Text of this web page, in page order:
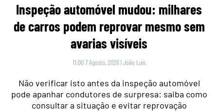
Inspeção automóvel mudou: milhares
de carros podem reprovar mesmo sem
avarias visíveis
11:00 7 Agosto, 2026 |João Luís
Não verificar isto antes da inspeção automóvel
pode apanhar condutores de surpresa: saiba como
consultar a situação e evitar reprovação